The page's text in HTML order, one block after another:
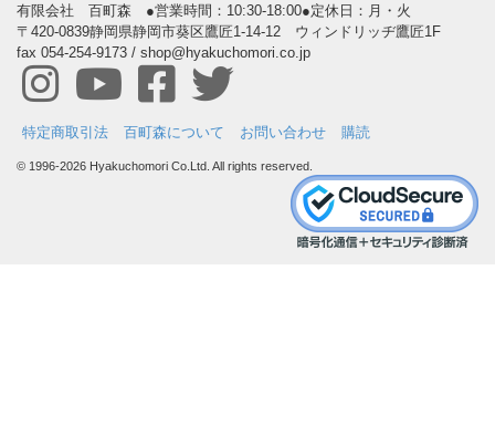
有限会社 百町森 ●営業時間：10:30-18:00●定休日：月・火
〒420-0839静岡県静岡市葵区鷹匠1-14-12 ウィンドリッヂ鷹匠1F
fax 054-254-9173 / shop@hyakuchomori.co.jp
特定商取引法 百町森について お問い合わせ 購読
© 1996-2026 Hyakuchomori Co.Ltd. All rights reserved.